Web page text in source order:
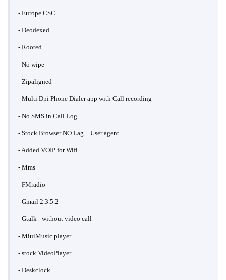
- Europe CSC
- Deodexed
- Rooted
- No wipe
- Zipaligned
- Multi Dpi Phone Dialer app with Call recording
- No SMS in Call Log
- Stock Browser NO Lag + User agent
- Added VOIP for Wifi
- Mms
- FMradio
- Gmail 2.3.5.2
- Gtalk - without video call
- MiuiMusic player
- stock VideoPlayer
- Deskclock